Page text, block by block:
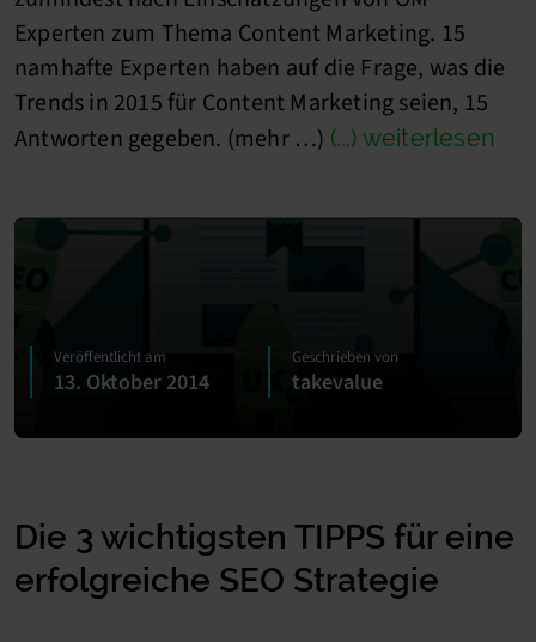
Experten zum Thema Content Marketing. 15
namhafte Experten haben auf die Frage, was die
Trends in 2015 für Content Marketing seien, 15
Antworten gegeben. (mehr …) (...) weiterlesen
Veröffentlicht am
13. Oktober 2014
Geschrieben von
takevalue
Die 3 wichtigsten TIPPS für eine
erfolgreiche SEO Strategie